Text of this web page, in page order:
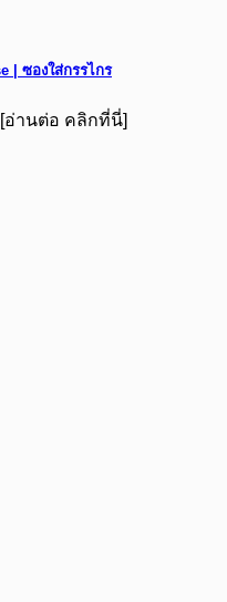
| ซองใส่กรรไกร
[อ่านต่อ คลิกที่นี่]